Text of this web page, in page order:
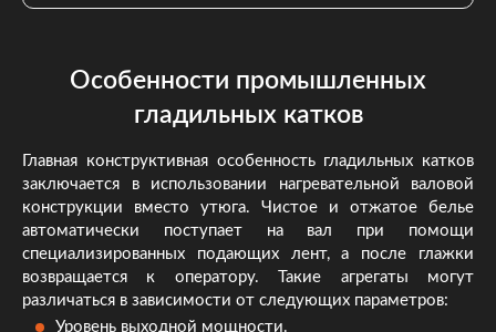
Особенности промышленных
гладильных катков
Главная конструктивная особенность гладильных катков
заключается в использовании нагревательной валовой
конструкции вместо утюга. Чистое и отжатое белье
автоматически поступает на вал при помощи
специализированных подающих лент, а после глажки
возвращается к оператору. Такие агрегаты могут
различаться в зависимости от следующих параметров:
Уровень выходной мощности.